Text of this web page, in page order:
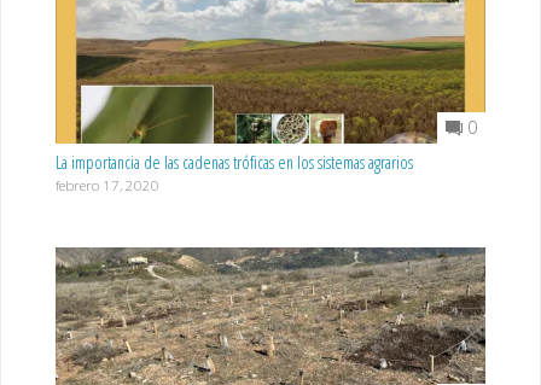
0
La importancia de las cadenas tróficas en los sistemas agrarios
febrero 17, 2020